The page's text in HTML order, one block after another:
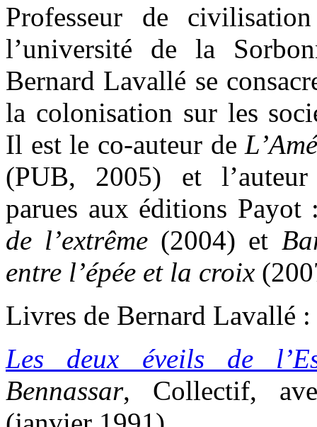
Professeur de
l’université de la
Bernard Lavallé se
la colonisation sur les
Il est le co-auteur de
(PUB, 2005) et
parues aux éditions
de l’extrême (2004) et
entre l’épée et la croix
Livres de Bernard Lavallé :
Les deux éveils de
Bennassar, Collectif,